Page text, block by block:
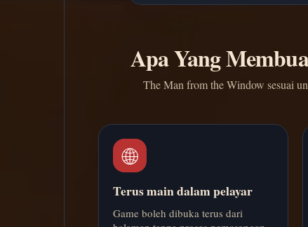
Apa Yang
The Man from the Window sesuai
🌐
Terus main dalam pelayar
Game boleh dibuka terus dari